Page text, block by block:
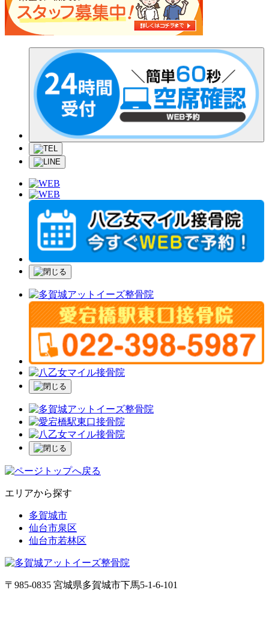
エリアから探す
多賀城市
仙台市泉区
仙台市若林区
〒985-0835 宮城県多賀城市下馬5-1-6-101